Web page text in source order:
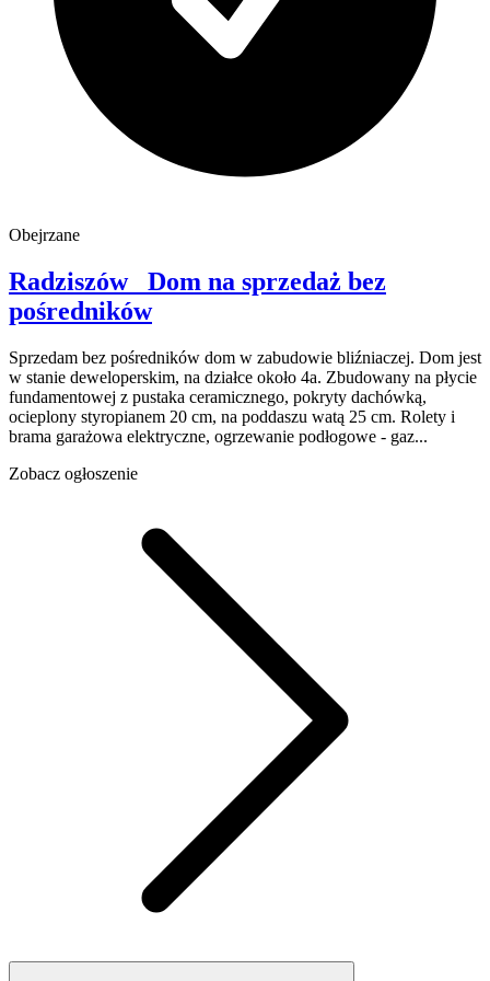
Obejrzane
Radziszów Dom na sprzedaż bez
pośredników
Sprzedam bez pośredników dom w zabudowie bliźniaczej. Dom jest
w stanie deweloperskim, na działce około 4a. Zbudowany na płycie
fundamentowej z pustaka ceramicznego, pokryty dachówką,
ocieplony styropianem 20 cm, na poddaszu watą 25 cm. Rolety i
brama garażowa elektryczne, ogrzewanie podłogowe - gaz...
Zobacz ogłoszenie